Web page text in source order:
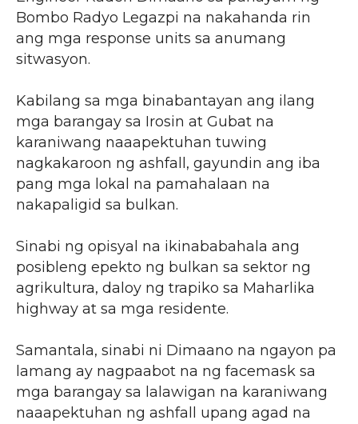
Bombo Radyo Legazpi na nakahanda rin
ang mga response units sa anumang
sitwasyon.
Kabilang sa mga binabantayan ang ilang
mga barangay sa Irosin at Gubat na
karaniwang naaapektuhan tuwing
nagkakaroon ng ashfall, gayundin ang iba
pang mga lokal na pamahalaan na
nakapaligid sa bulkan.
Sinabi ng opisyal na ikinababahala ang
posibleng epekto ng bulkan sa sektor ng
agrikultura, daloy ng trapiko sa Maharlika
highway at sa mga residente.
Samantala, sinabi ni Dimaano na ngayon pa
lamang ay nagpaabot na ng facemask sa
mga barangay sa lalawigan na karaniwang
naaapektuhan ng ashfall upang agad na